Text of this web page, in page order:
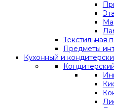
Текстильная
Предметы
Кухонный и